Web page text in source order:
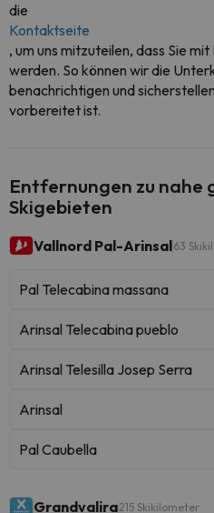
die
Kontaktseite
, um uns mitzuteilen, dass Sie
werden. So können wir die
benachrichtigen und
vorbereitet ist.
Entfernungen zu nahe
Skigebieten
Vallnord Pal-Arinsal63
Pal Telecabina massana
Arinsal Telecabina pueblo
Arinsal Telesilla Josep Serra
Arinsal
Pal Caubella
Grandvalira215 Skikilometer